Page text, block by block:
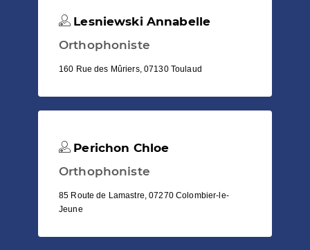
Lesniewski Annabelle
Orthophoniste
160 Rue des Mûriers, 07130 Toulaud
Perichon Chloe
Orthophoniste
85 Route de Lamastre, 07270 Colombier-le-
Jeune